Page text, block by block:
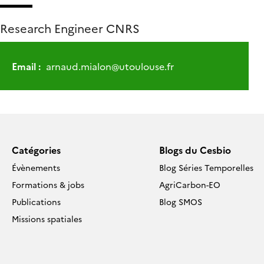
Research Engineer CNRS
Email : arnaud.mialon@utoulouse.fr
Catégories
Évènements
Formations & jobs
Publications
Missions spatiales
Blogs du Cesbio
Blog Séries Temporelles
AgriCarbon-EO
Blog SMOS